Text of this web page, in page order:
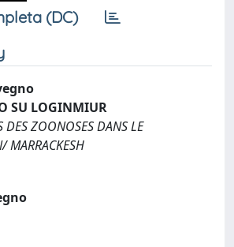
(DC)
SU LOGINMIUR
ZOONOSES DANS LE
MARRACKESH